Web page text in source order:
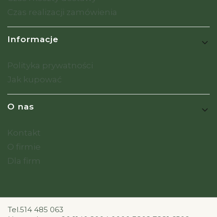
Czas realizacji zamówienia
Informacje
Polityka prywatności
Jak kupować
O nas
Kontakt
O firmie
Dla firm
Tel.514 485 063